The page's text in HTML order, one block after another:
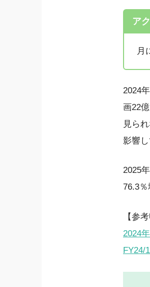
ア
月
2024
画22
見ら
影響し
2025
76.3％
【参
2024
FY24/